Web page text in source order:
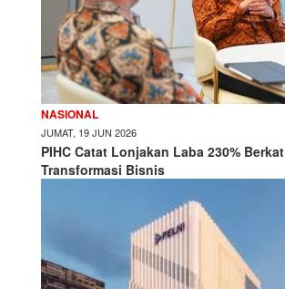
NASIONAL
JUMAT, 19 JUN 2026
PIHC Catat Lonjakan Laba 230% Berkat
Transformasi Bisnis